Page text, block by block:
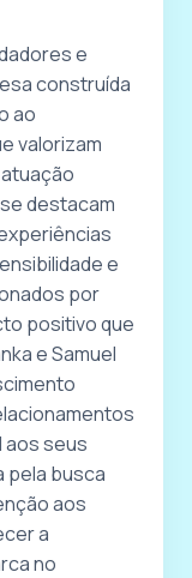
e
construída
ao
valorizam
destacam
e
por
positivo que
e Samuel
aos seus
pela busca
aos
a
no